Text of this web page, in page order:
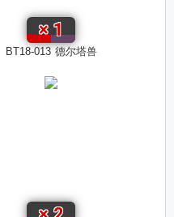
BT18-013 德尔塔兽
×1